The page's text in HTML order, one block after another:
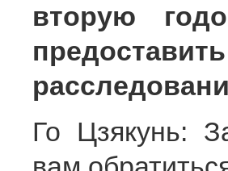
вторую
Го Цзякунь: